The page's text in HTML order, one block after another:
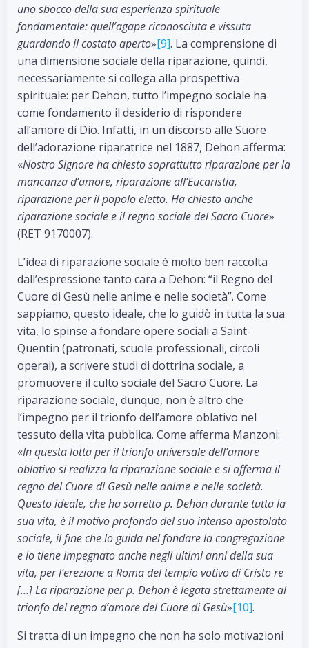
uno sbocco della sua esperienza spirituale
fondamentale: quell’agape riconosciuta e vissuta
guardando il costato aperto»[9]. La comprensione di
una dimensione sociale della riparazione, quindi,
necessariamente si collega alla prospettiva
spirituale: per Dehon, tutto l’impegno sociale ha
come fondamento il desiderio di rispondere
all’amore di Dio. Infatti, in un discorso alle Suore
dell’adorazione riparatrice nel 1887, Dehon afferma:
«Nostro Signore ha chiesto soprattutto riparazione per la
mancanza d’amore, riparazione all’Eucaristia,
riparazione per il popolo eletto. Ha chiesto anche
riparazione sociale e il regno sociale del Sacro Cuore»
(RET 9170007).
L’idea di riparazione sociale è molto ben raccolta
dall’espressione tanto cara a Dehon: “il Regno del
Cuore di Gesù nelle anime e nelle società”. Come
sappiamo, questo ideale, che lo guidò in tutta la sua
vita, lo spinse a fondare opere sociali a Saint-
Quentin (patronati, scuole professionali, circoli
operai), a scrivere studi di dottrina sociale, a
promuovere il culto sociale del Sacro Cuore. La
riparazione sociale, dunque, non è altro che
l’impegno per il trionfo dell’amore oblativo nel
tessuto della vita pubblica. Come afferma Manzoni:
«In questa lotta per il trionfo universale dell’amore
oblativo si realizza la riparazione sociale e si afferma il
regno del Cuore di Gesù nelle anime e nelle società.
Questo ideale, che ha sorretto p. Dehon durante tutta la
sua vita, è il motivo profondo del suo intenso apostolato
sociale, il fine che lo guida nel fondare la congregazione
e lo tiene impegnato anche negli ultimi anni della sua
vita, per l’erezione a Roma del tempio votivo di Cristo re
[…] La riparazione per p. Dehon è legata strettamente al
trionfo del regno d’amore del Cuore di Gesù»[10].
Si tratta di un impegno che non ha solo motivazioni